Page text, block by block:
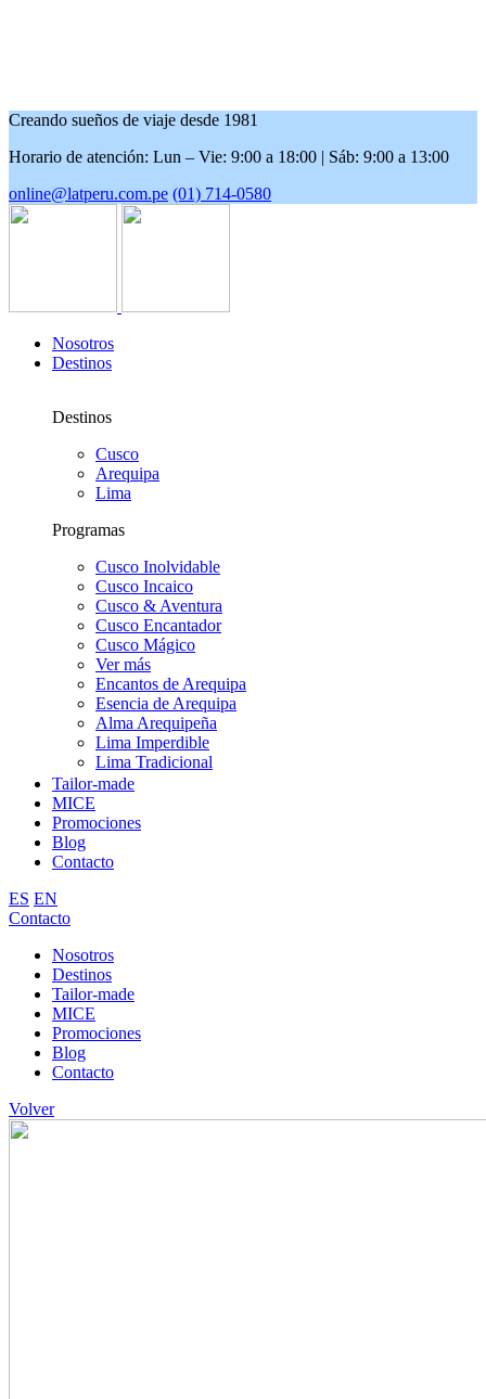
Creando sueños de viaje desde 1981
Horario de atención: Lun – Vie: 9:00 a 18:00 | Sáb: 9:00 a 13:00
online@latperu.com.pe (01) 714-0580
Nosotros
Destinos
Destinos
Cusco
Arequipa
Lima
Programas
Cusco Inolvidable
Cusco Incaico
Cusco & Aventura
Cusco Encantador
Cusco Mágico
Ver más
Encantos de Arequipa
Esencia de Arequipa
Alma Arequipeña
Lima Imperdible
Lima Tradicional
Conociendo Lima
Tailor-made
MICE
Promociones
Blog
Contacto
ES EN
Contacto
Nosotros
Destinos
Tailor-made
MICE
Promociones
Blog
Contacto
Volver